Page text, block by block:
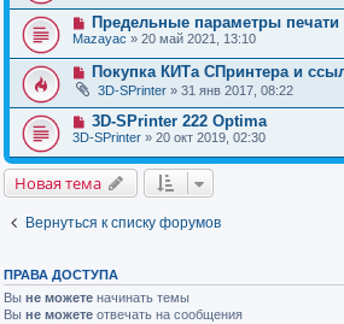
Предельные параметры печати
Mazayac » 20 май 2021, 13:10
Покупка КИТа СПринтера и
3D-SPrinter » 31 янв 2017, 08:22
3D-SPrinter 222 Optima
3D-SPrinter » 20 окт 2019, 02:30
Новая тема
Вернуться к списку форумов
ПРАВА ДОСТУПА
Вы не можете начинать темы
Вы не можете отвечать на сообщения